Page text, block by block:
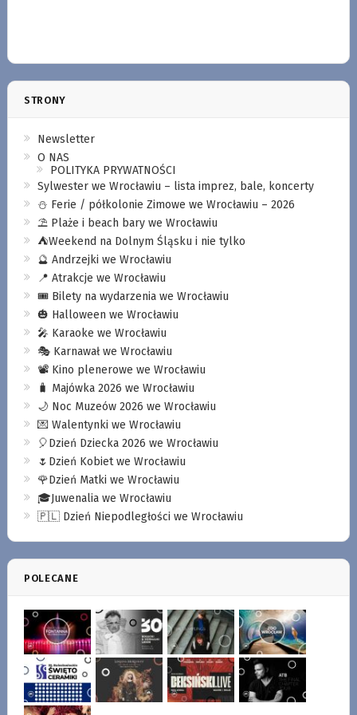
STRONY
Newsletter
O NAS
POLITYKA PRYWATNOŚCI
Sylwester we Wrocławiu – lista imprez, bale, koncerty
⛄️ Ferie / półkolonie Zimowe we Wrocławiu – 2026
⛱️ Plaże i beach bary we Wrocławiu
⛺️Weekend na Dolnym Śląsku i nie tylko
🔮 Andrzejki we Wrocławiu
📍 Atrakcje we Wrocławiu
🎟️ Bilety na wydarzenia we Wrocławiu
🎃 Halloween we Wrocławiu
🎤 Karaoke we Wrocławiu
🎭 Karnawał we Wrocławiu
📽️ Kino plenerowe we Wrocławiu
🧳 Majówka 2026 we Wrocławiu
🌙 Noc Muzeów 2026 we Wrocławiu
💌 Walentynki we Wrocławiu
🎈Dzień Dziecka 2026 we Wrocławiu
🌷Dzień Kobiet we Wrocławiu
🌹Dzień Matki we Wrocławiu
🎓Juwenalia we Wrocławiu
🇵🇱 Dzień Niepodległości we Wrocławiu
POLECANE